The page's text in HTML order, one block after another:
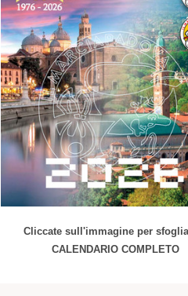
Cliccate sull'immagine per
CALENDARIO COMPLETO